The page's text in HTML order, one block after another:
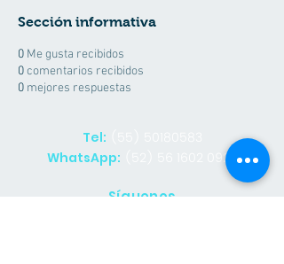
Sección informativa
0 Me gusta recibidos
0 comentarios recibidos
0 mejores respuestas
Tel:
WhatsApp: (52) 56 1602 0929
Síguenos